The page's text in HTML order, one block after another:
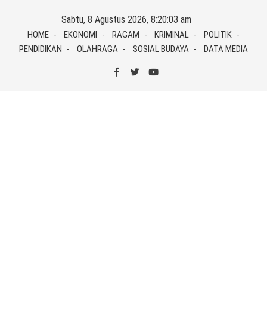
content
Sabtu, 8 Agustus 2026, 8:20:04 am
HOME EKONOMI RAGAM KRIMINAL
POLITIK
PENDIDIKAN
OLAHRAGA SOSIAL BUDAYA DATA MEDIA